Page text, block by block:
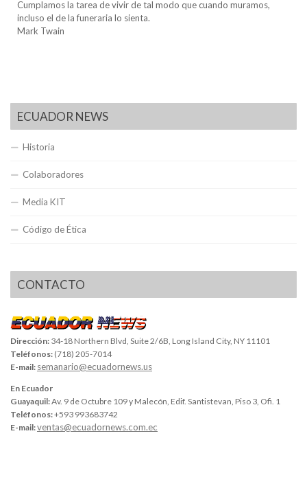
Cumplamos la tarea de vivir de tal modo que cuando muramos,
incluso el de la funeraria lo sienta.
Mark Twain
ECUADOR NEWS
Historia
Colaboradores
Media KIT
Código de Ética
CONTACTO
Dirección: 34-18 Northern Blvd, Suite 2/6B, Long Island City, NY 11101
Teléfonos: (718) 205-7014
E-mail: semanario@ecuadornews.us
En Ecuador
Guayaquil:Av. 9 de Octubre 109 y Malecón, Edif. Santistevan, Piso 3, Ofi. 1
Teléfonos:+593 993683742
E-mail:ventas@ecuadornews.com.ec